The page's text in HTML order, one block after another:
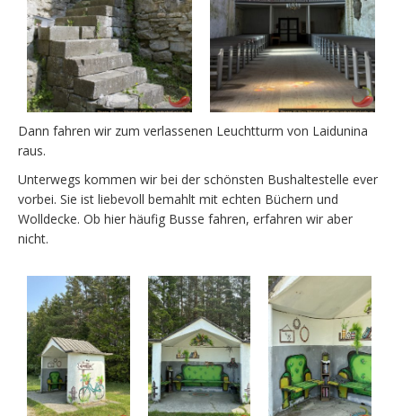
Dann fahren wir zum verlassenen Leuchtturm von Laidunina
raus.
Unterwegs kommen wir bei der schönsten Bushaltestelle ever
vorbei. Sie ist liebevoll bemahlt mit echten Büchern und
Wolldecke. Ob hier häufig Busse fahren, erfahren wir aber
nicht.